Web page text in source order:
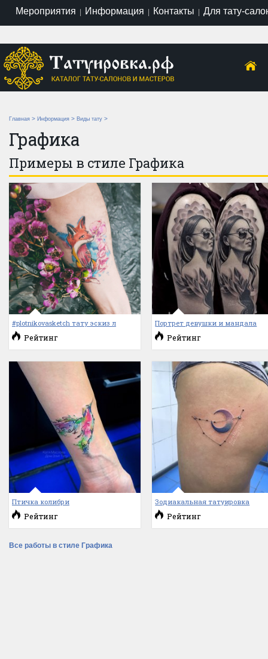
Мероприятия | Информация | Контакты | Для тату-
Главная > Информация > Виды тату >
Графика
Примеры в стиле Графика
#plotnikovasketch тату эскиз л
Рейтинг
Портрет девушки и мандала
Рейтинг
Птичка колибри
Рейтинг
Зодиакальная татуировка
Рейтинг
Все работы в стиле Графика